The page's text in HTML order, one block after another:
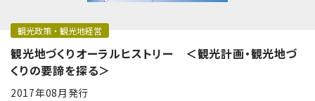
観光政策・観光地経営
観光地づくりオーラルヒストリー ＜観光計画・観光地づ
くりの要諦を探る＞
2017年08月発行